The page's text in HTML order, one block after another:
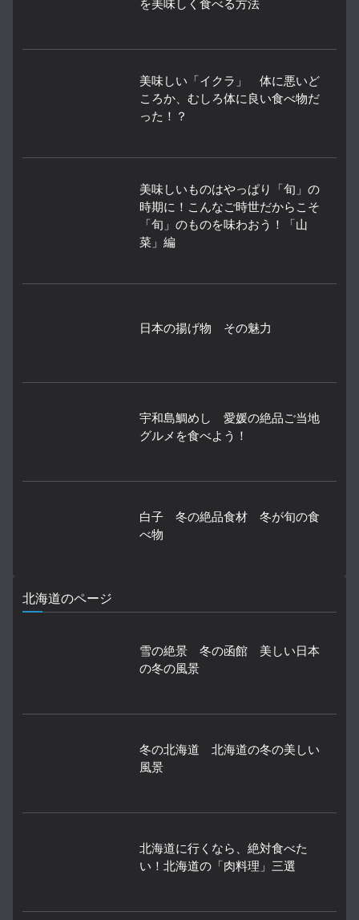
を美味しく食べる方法
美味しい「イクラ」 体に悪いど
ころか、むしろ体に良い食べ物だ
った！？
美味しいものはやっぱり「旬」の
時期に！こんなご時世だからこそ
「旬」のものを味わおう！「山
菜」編
日本の揚げ物 その魅力
宇和島鯛めし 愛媛の絶品ご当地
グルメを食べよう！
白子 冬の絶品食材 冬が旬の食
べ物
北海道のページ
雪の絶景 冬の函館 美しい日本
の冬の風景
冬の北海道 北海道の冬の美しい
風景
北海道に行くなら、絶対食べた
い！北海道の「肉料理」三選